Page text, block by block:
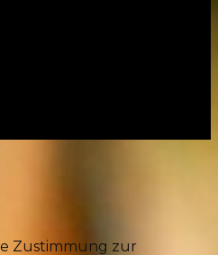
Zustimmung zur